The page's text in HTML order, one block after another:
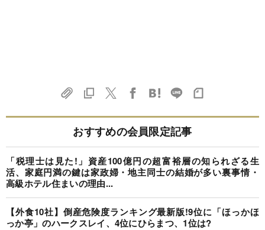
おすすめの会員限定記事
「税理士は見た!」資産100億円の超富裕層の知られざる生
活、家庭円満の鍵は家政婦・地主同士の結婚が多い裏事情・
高級ホテル住まいの理由...
【外食10社】倒産危険度ランキング最新版!9位に「ほっかほ
っか亭」のハークスレイ、4位にひらまつ、1位は?